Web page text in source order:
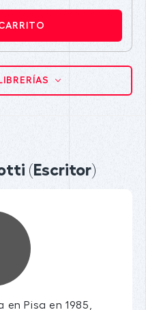
(Escritor)
Pisa en 1985,